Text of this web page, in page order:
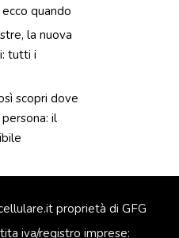
quando
la nuova
tutti i
scopri dove
il
proprietà di GFG
iva/registro imprese: